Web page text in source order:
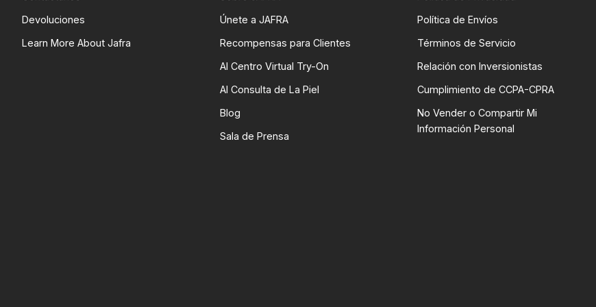
Devoluciones
Learn More About Jafra
Únete a JAFRA
Recompensas para Clientes
AI Centro Virtual Try-On
AI Consulta de La Piel
Blog
Sala de Prensa
Política de Envíos
Términos de Servicio
Relación con Inversionistas
Cumplimiento de CCPA-CPRA
No Vender o Compartir Mi
Información Personal